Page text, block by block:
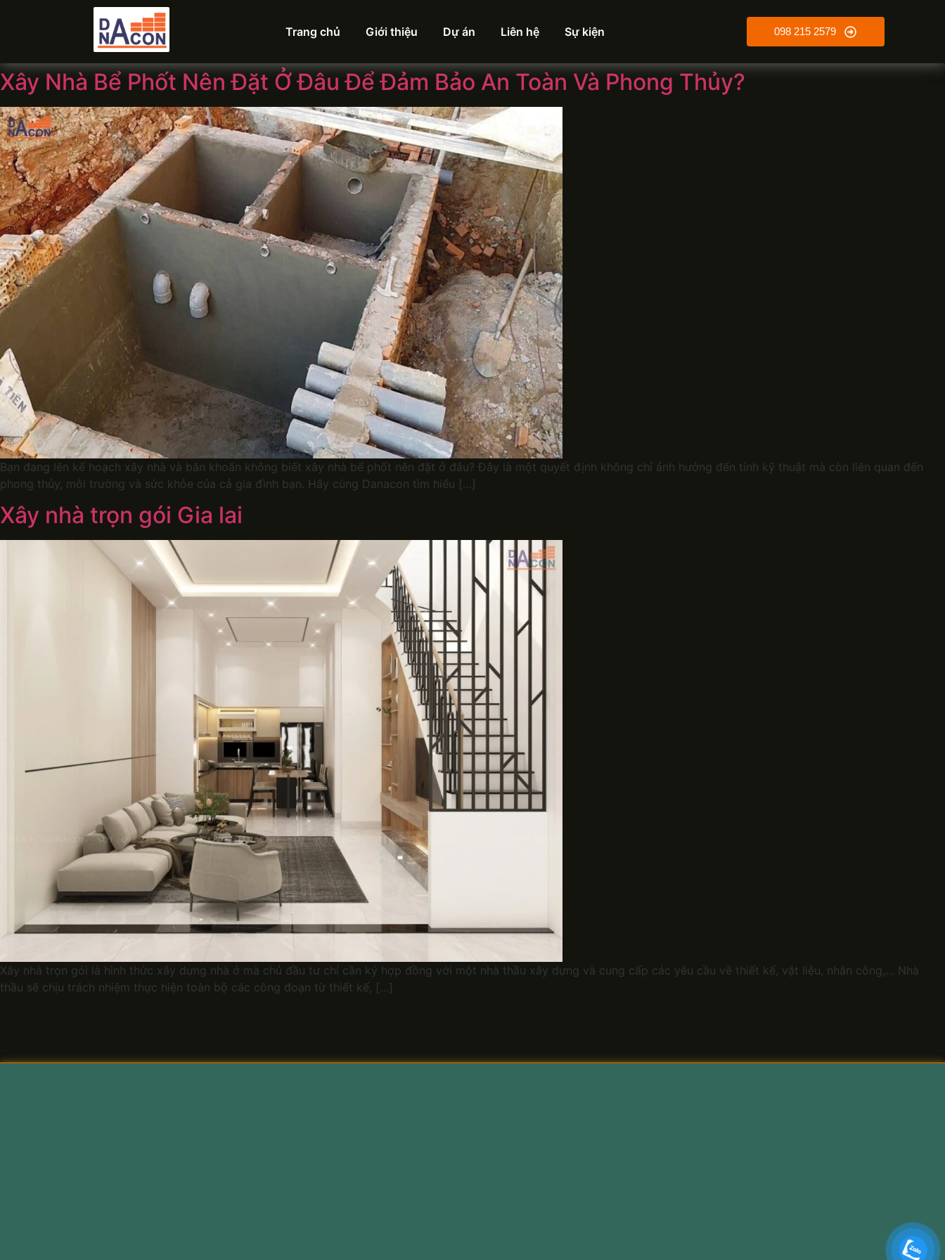
Trang chủ Giới thiệu Dự án Liên hệ Sự kiện 098 215 2579
Xây Nhà Bể Phốt Nên Đặt Ở Đâu Để Đảm Bảo An Toàn Và Phong Thủy?
Bạn đang lên kế hoạch xây nhà và băn khoăn không biết xây nhà bể phốt nên đặt ở đâu? Đây là một quyết định không chỉ ảnh hưởng đến tính kỹ thuật mà còn liên quan đến
phong thủy, môi trường và sức khỏe của cả gia đình bạn. Hãy cùng Danacon tìm hiểu […]
Xây nhà trọn gói Gia lai
Xây nhà trọn gói là hình thức xây dựng nhà ở mà chủ đầu tư chỉ cần ký hợp đồng với một nhà thầu xây dựng và cung cấp các yêu cầu về thiết kế, vật liệu, nhân công,… Nhà
thầu sẽ chịu trách nhiệm thực hiện toàn bộ các công đoạn từ thiết kế, […]